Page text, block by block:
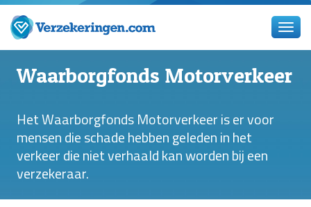
Waarborgfonds Motorverkeer
Het Waarborgfonds Motorverkeer is er voor
mensen die schade hebben geleden in het
verkeer die niet verhaald kan worden bij een
verzekeraar.